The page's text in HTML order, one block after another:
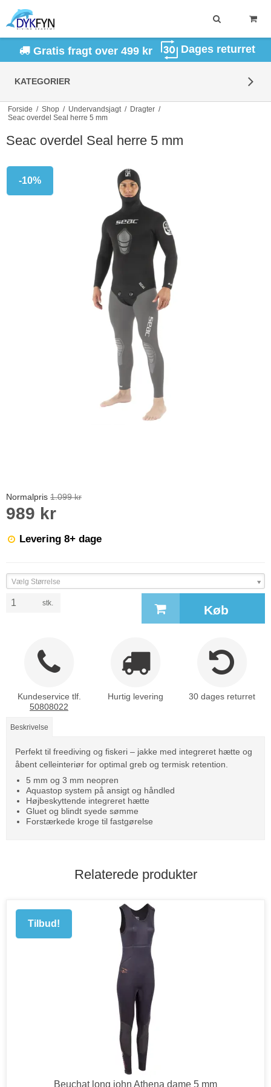
Gratis fragt over 499 kr Dages returret
KATEGORIER
Forside / Shop / Undervandsjagt / Dragter /
Seac overdel Seal herre 5 mm
Seac overdel Seal herre 5 mm
-10%
Normalpris 1.099 kr
989 kr
Levering 8+ dage
Vælg Størrelse
stk. Køb
Kundeservice tlf.
50808022
Hurtig levering 30 dages returret
Beskrivelse
Perfekt til freediving og fiskeri – jakke med integreret hætte og
åbent celleinteriør for optimal greb og termisk retention.
5 mm og 3 mm neopren
Aquastop system på ansigt og håndled
Højbeskyttende integreret hætte
Gluet og blindt syede sømme
Forstærkede kroge til fastgørelse
Relaterede produkter
Tilbud!
Beuchat long john Athena dame 5 mm